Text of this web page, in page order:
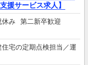
援サービス求人】
休み
第二新卒歓迎
宅の定期点検担当／運